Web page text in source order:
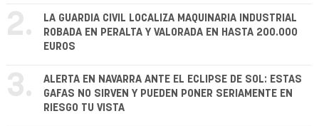
2.
LA GUARDIA CIVIL LOCALIZA MAQUINARIA INDUSTRIAL
ROBADA EN PERALTA Y VALORADA EN HASTA 200.000
EUROS
3.
ALERTA EN NAVARRA ANTE EL ECLIPSE DE SOL: ESTAS
GAFAS NO SIRVEN Y PUEDEN PONER SERIAMENTE EN
RIESGO TU VISTA